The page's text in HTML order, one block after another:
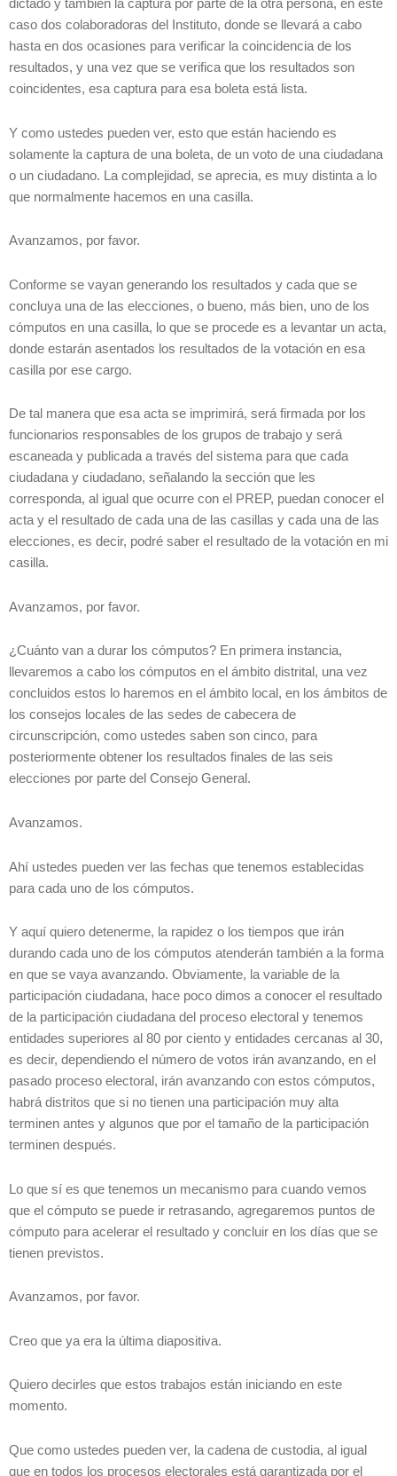
dictado y también la captura por parte de la otra persona, en este
caso dos colaboradoras del Instituto, donde se llevará a cabo
hasta en dos ocasiones para verificar la coincidencia de los
resultados, y una vez que se verifica que los resultados son
coincidentes, esa captura para esa boleta está lista.
Y como ustedes pueden ver, esto que están haciendo es
solamente la captura de una boleta, de un voto de una ciudadana
o un ciudadano. La complejidad, se aprecia, es muy distinta a lo
que normalmente hacemos en una casilla.
Avanzamos, por favor.
Conforme se vayan generando los resultados y cada que se
concluya una de las elecciones, o bueno, más bien, uno de los
cómputos en una casilla, lo que se procede es a levantar un acta,
donde estarán asentados los resultados de la votación en esa
casilla por ese cargo.
De tal manera que esa acta se imprimirá, será firmada por los
funcionarios responsables de los grupos de trabajo y será
escaneada y publicada a través del sistema para que cada
ciudadana y ciudadano, señalando la sección que les
corresponda, al igual que ocurre con el PREP, puedan conocer el
acta y el resultado de cada una de las casillas y cada una de las
elecciones, es decir, podré saber el resultado de la votación en mi
casilla.
Avanzamos, por favor.
¿Cuánto van a durar los cómputos? En primera instancia,
llevaremos a cabo los cómputos en el ámbito distrital, una vez
concluidos estos lo haremos en el ámbito local, en los ámbitos de
los consejos locales de las sedes de cabecera de
circunscripción, como ustedes saben son cinco, para
posteriormente obtener los resultados finales de las seis
elecciones por parte del Consejo General.
Avanzamos.
Ahí ustedes pueden ver las fechas que tenemos establecidas
para cada uno de los cómputos.
Y aquí quiero detenerme, la rapidez o los tiempos que irán
durando cada uno de los cómputos atenderán también a la forma
en que se vaya avanzando. Obviamente, la variable de la
participación ciudadana, hace poco dimos a conocer el resultado
de la participación ciudadana del proceso electoral y tenemos
entidades superiores al 80 por ciento y entidades cercanas al 30,
es decir, dependiendo el número de votos irán avanzando, en el
pasado proceso electoral, irán avanzando con estos cómputos,
habrá distritos que si no tienen una participación muy alta
terminen antes y algunos que por el tamaño de la participación
terminen después.
Lo que sí es que tenemos un mecanismo para cuando vemos
que el cómputo se puede ir retrasando, agregaremos puntos de
cómputo para acelerar el resultado y concluir en los días que se
tienen previstos.
Avanzamos, por favor.
Creo que ya era la última diapositiva.
Quiero decirles que estos trabajos están iniciando en este
momento.
Que como ustedes pueden ver, la cadena de custodia, al igual
que en todos los procesos electorales está garantizada por el